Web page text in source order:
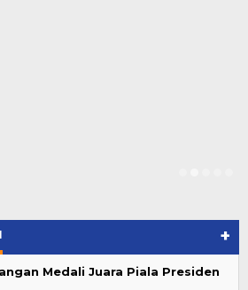
+
Medali Juara Piala Presiden